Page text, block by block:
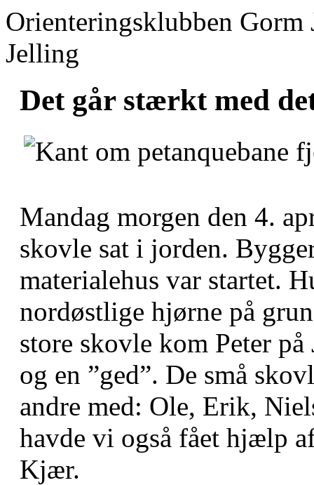
Orienteringsklubben
Jelling
Det går stærkt med
Mandag morgen den 4.
skovle sat i jorden.
materialehus var startet.
nordøstlige hjørne på
store skovle kom Peter
og en ”ged”. De små
andre med: Ole, Erik,
havde vi også fået hjælp
Kjær.